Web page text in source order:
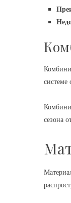
системе
сезона